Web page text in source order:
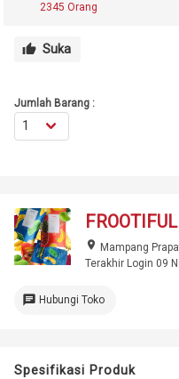
2345 Orang
thumb_up Suka
Jumlah Barang :
FROOTIFUL
place Mampang
Terakhir Login 09
chat Hubungi Toko
Spesifikasi Produk